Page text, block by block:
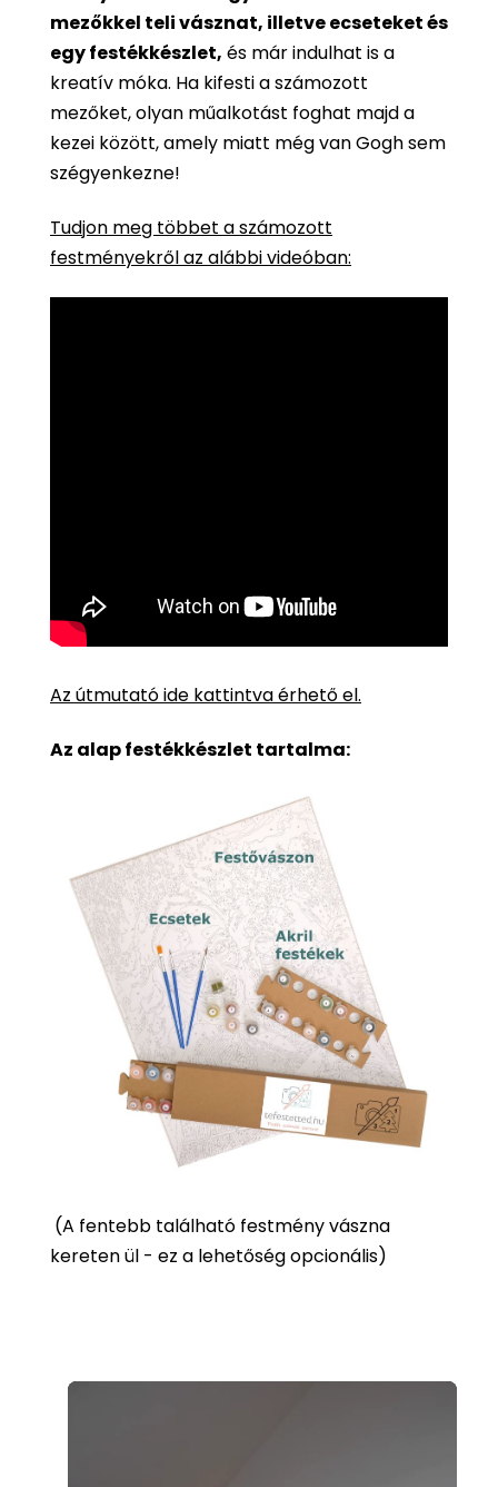
mezőkkel teli vásznat, illetve ecseteket és
egy festékkészlet, és már indulhat is a
kreatív móka. Ha kifesti a számozott
mezőket, olyan műalkotást foghat majd a
kezei között, amely miatt még van Gogh sem
szégyenkezne!
Tudjon meg többet a számozott
festményekről az alábbi videóban:
Az útmutató ide kattintva érhető el.
Az alap festékkészlet tartalma:
(A fentebb található festmény vászna
kereten ül - ez a lehetőség opcionális)